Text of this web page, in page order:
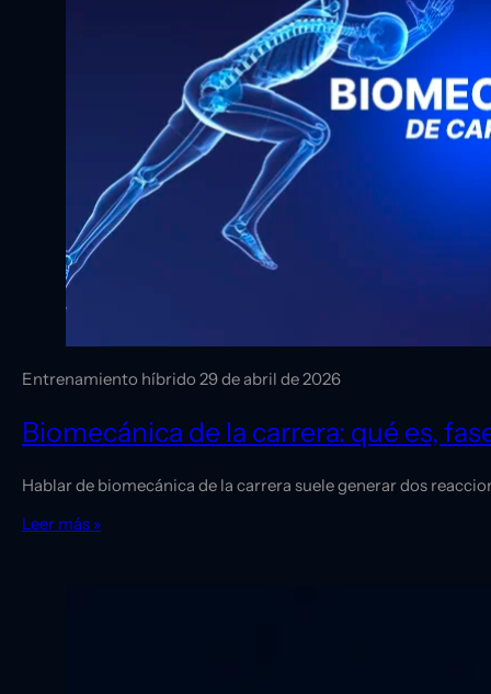
Entrenamiento híbrido 29 de abril de 2026
Biomecánica de la carrera: qué es,
Hablar de biomecánica de la carrera suele generar dos
Leer más »